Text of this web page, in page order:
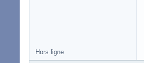
Hors ligne